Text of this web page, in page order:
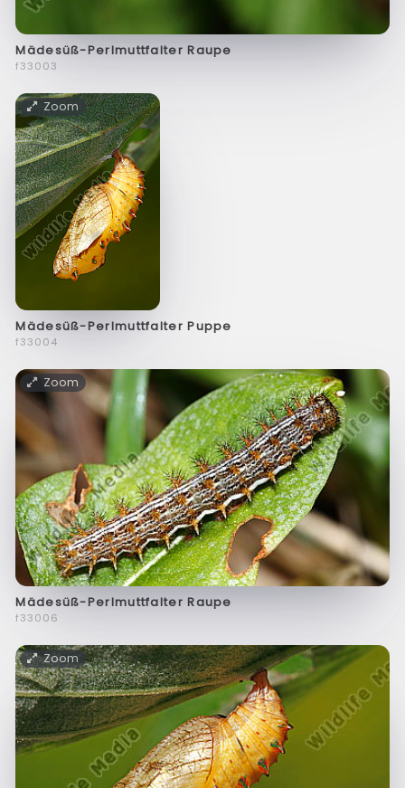
Mädesüß-Perlmuttfalter Raupe
f33003
Zoom
Mädesüß-Perlmuttfalter Puppe
f33004
Zoom
Mädesüß-Perlmuttfalter Raupe
f33006
Zoom